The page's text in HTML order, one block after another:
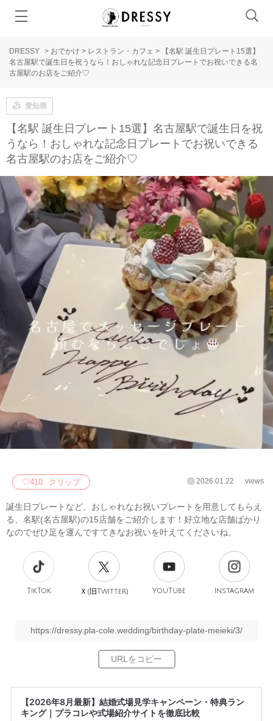
DRESSY > おでかけ > レストラン・カフェ >
【名駅 誕生日プレート15選】
名古屋駅で誕生日を祝うなら！おしゃれな記念日プレートでお祝いできる名
古屋駅のお店をご紹介♡
愛知県
【名駅 誕生日プレート15選】名古屋駅で誕生日を祝
うなら！おしゃれな記念日プレートでお祝いできる
名古屋駅のお店をご紹介♡
♡410 クリップ 2026.01.22 views
誕生日プレートなど、おしゃれなお祝いプレートを用意してもらえ
る、名駅(名古屋駅)の15店舗をご紹介します！好立地な店舗ばかり
なのでぜひ足を運んですてきなお祝いを叶えてくださいね。
TikTok Ｘ(旧Twitter) YouTube Instagram
https://dressy.pla-cole.wedding/birthday-plate-meieki/3/
【2026年8月最新】結婚式場見学キャンペーン・特典ラン
キング｜プラコレや式場紹介サイトを徹底比較